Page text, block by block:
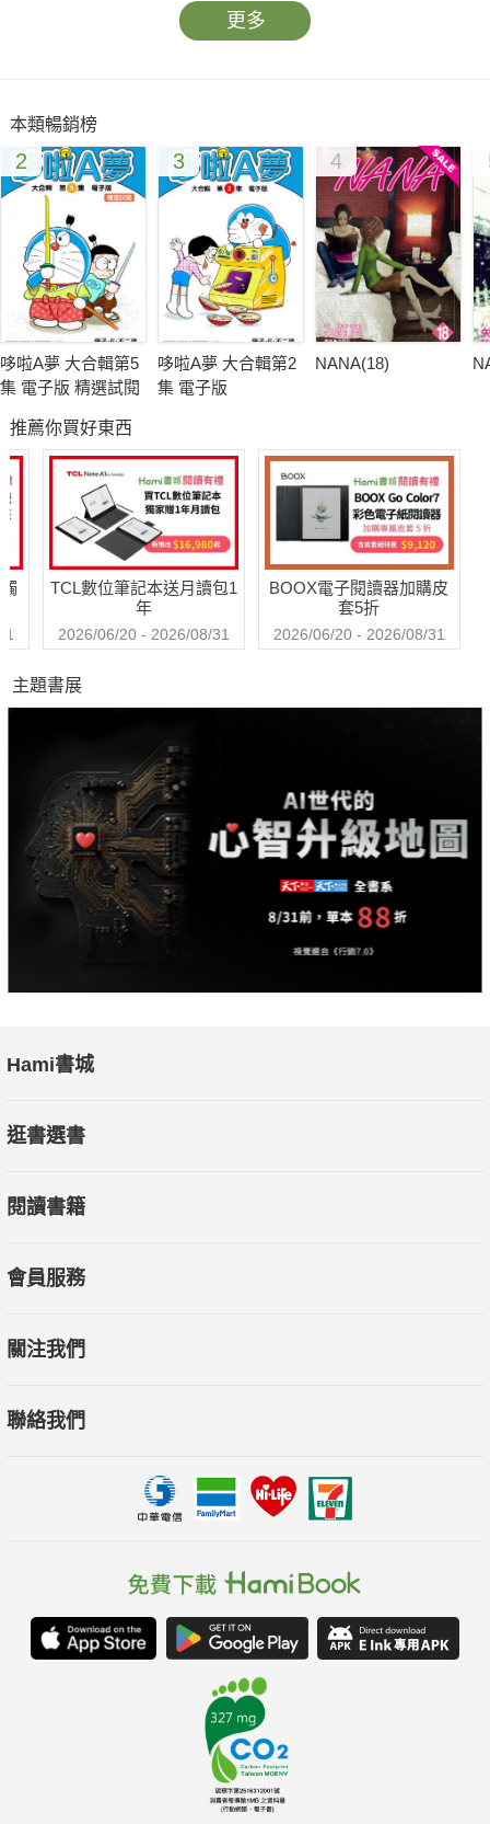
更多
本類暢銷榜
2
哆啦A夢 大合輯第5
集 電子版 精選試閱
3
哆啦A夢 大合輯第2
集 電子版
4
NANA(18)
推薦你買好東西
TCL數位筆記本送月讀包1
年
2026/06/20 - 2026/08/31
BOOX電子閱讀器加購皮
套5折
2026/06/20 - 2026/08/31
主題書展
Hami書城
逛書選書
閱讀書籍
會員服務
關注我們
聯絡我們